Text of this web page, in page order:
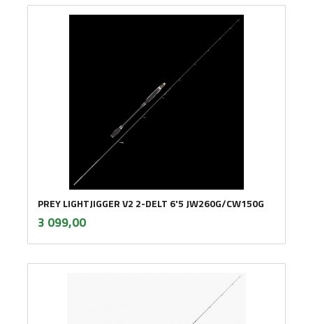
PREY LIGHTJIGGER V2 2-DELT 6'5 JW260G/CW150G
Pris
3 099,00mva.